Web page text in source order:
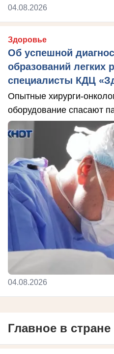
04.08.2026
Здоровье
Об успешной
образований легких
специалисты КДЦ
Опытные хирурги-
оборудование спасают
04.08.2026
Главное в стране